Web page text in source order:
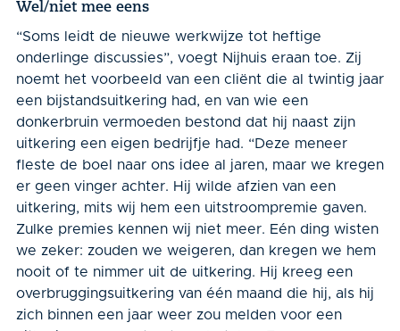
Wel/niet mee eens
“Soms leidt de nieuwe werkwijze tot heftige
onderlinge discussies”, voegt Nijhuis eraan toe. Zij
noemt het voorbeeld van een cliënt die al twintig jaar
een bijstandsuitkering had, en van wie een
donkerbruin vermoeden bestond dat hij naast zijn
uitkering een eigen bedrijfje had. “Deze meneer
fleste de boel naar ons idee al jaren, maar we kregen
er geen vinger achter. Hij wilde afzien van een
uitkering, mits wij hem een uitstroompremie gaven.
Zulke pre­mies kennen wij niet meer. Eén ding wisten
we zeker: zouden we weigeren, dan kregen we hem
nooit of te nimmer uit de uitkering. Hij kreeg een
overbruggings­uitkering van één maand die hij, als hij
zich binnen een jaar weer zou melden voor een